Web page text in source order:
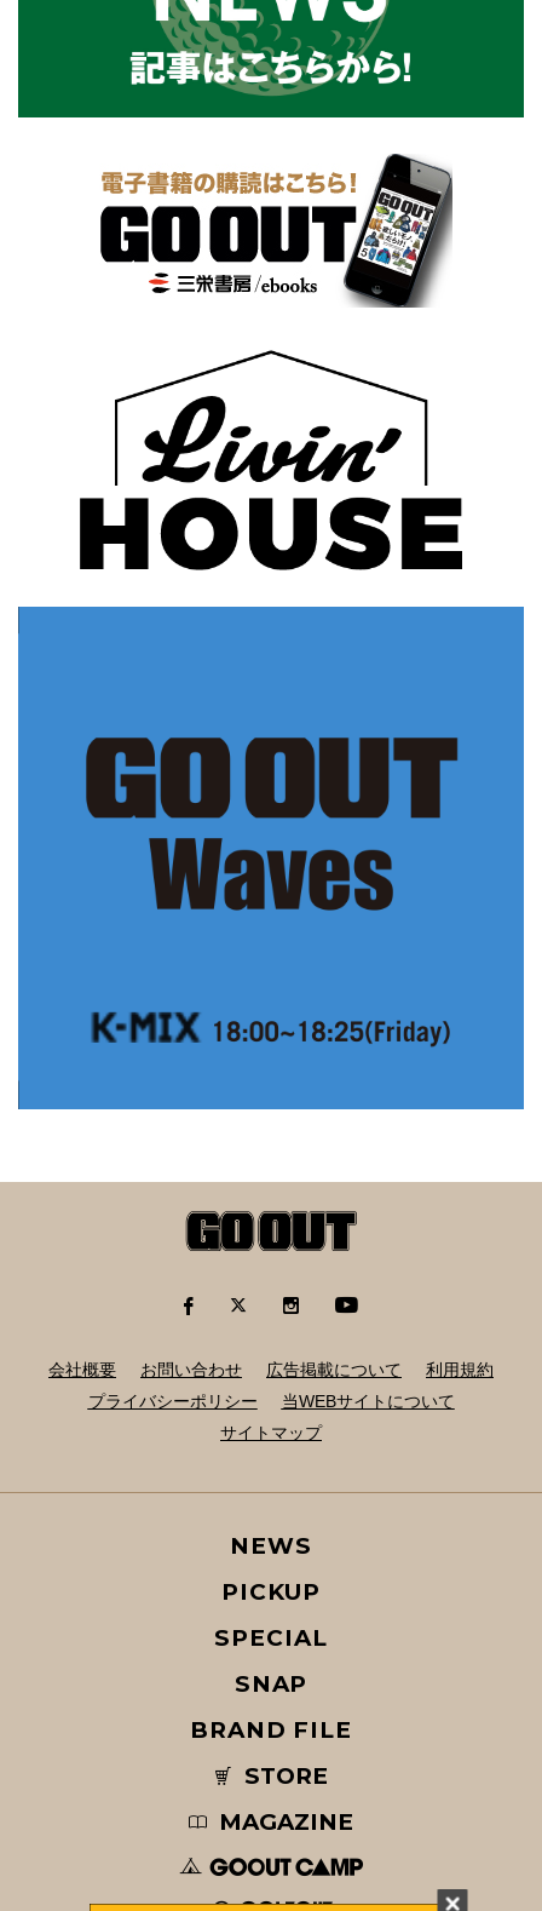
会社概要 お問い合わせ 広告掲載について
利用規約
プライバシーポリシー
当WEBサイトについて
サイトマップ
NEWS
PICKUP
SPECIAL
SNAP
BRAND FILE
STORE
MAGAZINE